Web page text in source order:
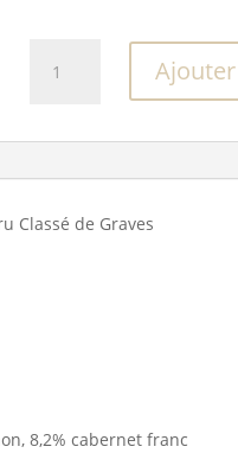
Brion
Classé de Graves
8,2% cabernet franc